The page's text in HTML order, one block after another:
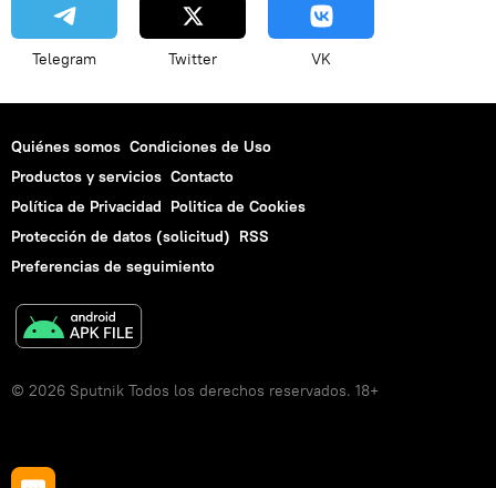
Telegram Twitter VK
Quiénes somos Condiciones de Uso
Productos y servicios Contacto
Política de Privacidad Politica de Cookies
Protección de datos (solicitud) RSS
Preferencias de seguimiento
© 2026 Sputnik Todos los derechos reservados. 18+